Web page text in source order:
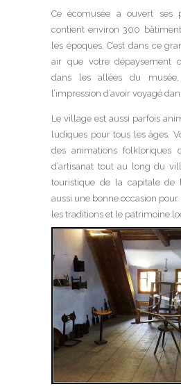
Ce écomusée a ouvert ses
contient environ 300
les époques. C’est dans ce
air que votre dépaysement
dans les allées du musée,
l’impression d’avoir voyagé
Le village est aussi parfois
ludiques pour tous les âges.
des animations folkloriques
d’artisanat tout au long du
touristique de la capitale de
aussi une bonne occasion
les traditions et le patrimoine